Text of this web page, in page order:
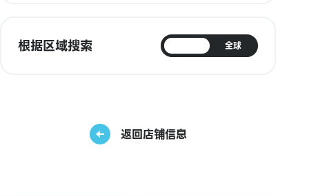
根据区域搜索 全球
返回店铺信息